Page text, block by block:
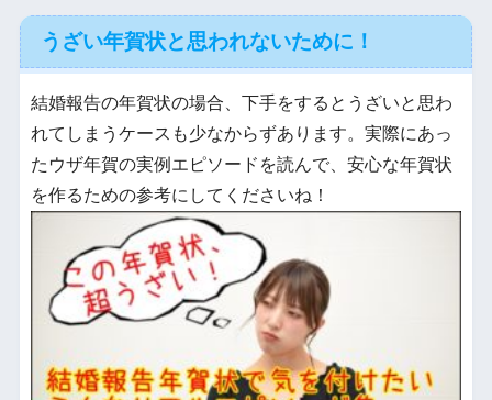
うざい年賀状と思われないために！
結婚報告の年賀状の場合、下手をするとうざいと思わ
れてしまうケースも少なからずあります。実際にあっ
たウザ年賀の実例エピソードを読んで、安心な年賀状
を作るための参考にしてくださいね！